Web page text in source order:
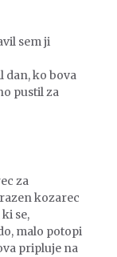
sem ji
dan, ko bova
pustil za
za
kozarec
se,
malo potopi
pripluje na